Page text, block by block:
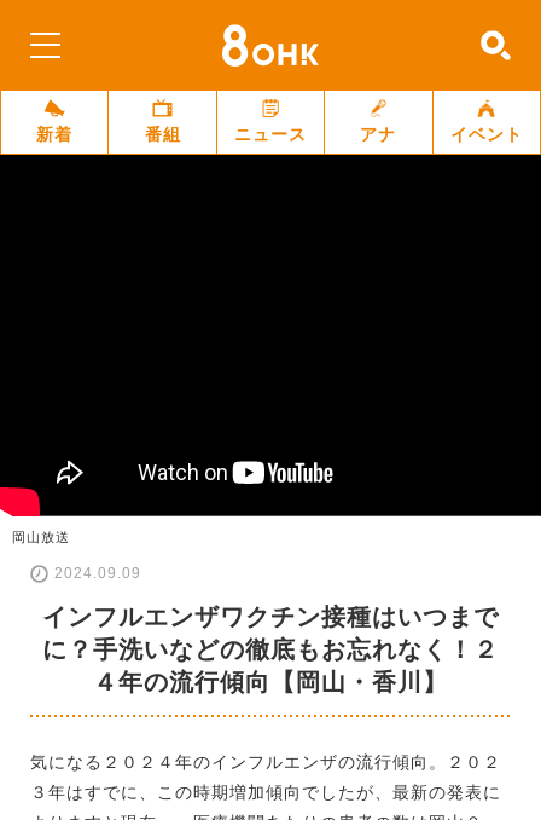
新着 番組 ニュース アナ イベント
岡山放送
2024.09.09
インフルエンザワクチン接種はいつまで
に？手洗いなどの徹底もお忘れなく！２
４年の流行傾向【岡山・香川】
気になる２０２４年のインフルエンザの流行傾向。２０２
３年はすでに、この時期増加傾向でしたが、最新の発表に